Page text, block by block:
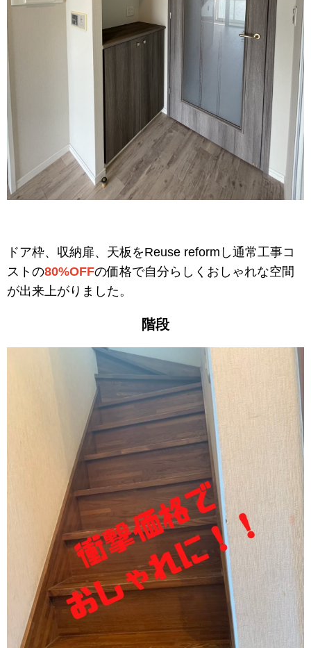
ドア枠、収納扉、天板をReuse reformし通常工事コ
ストの80%OFFの価格で自分らしくおしゃれな空間
が出来上がりました。
階段